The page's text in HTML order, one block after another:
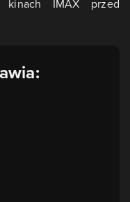
kinach IMAX przed